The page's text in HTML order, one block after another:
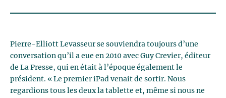
Pierre-Elliott Levasseur se souviendra toujours d’une
conversation qu’il a eue en 2010 avec Guy Crevier, éditeur
de La Presse, qui en était à l’époque également le
président. « Le premier iPad venait de sortir. Nous
regardions tous les deux la tablette et, même si nous ne